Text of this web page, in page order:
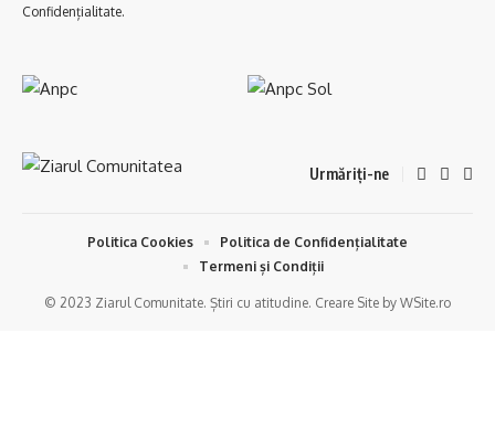
Confidențialitate.
Urmăriți-ne
© 2023 Ziarul Comunitate. Știri cu atitudine. Creare Site by WSite.ro
Politica Cookies
Politica de Confidențialitate
Termeni și Condiții